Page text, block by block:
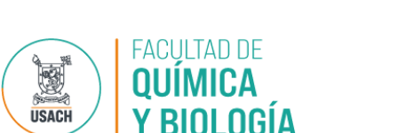
Pasar al contenido principal